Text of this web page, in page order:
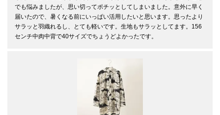
でも悩みましたが、思い切ってポチッとしてしまいました。意外に早く
届いたので、暑くなる前にいっぱい活用したいと思います。思ったより
サラッと羽織れるし、とても軽いです。生地もサラッとしてます。156
センチ中肉中背で40サイズでちょうどよかったです。